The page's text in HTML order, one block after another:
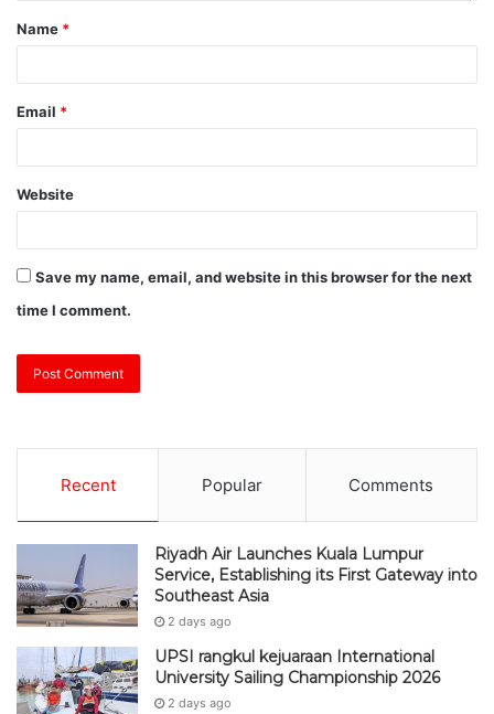
Name *
Email *
Website
Save my name, email, and website in this browser for the next
time I comment.
Recent Popular Comments
Riyadh Air Launches Kuala Lumpur
Service, Establishing its First Gateway into
Southeast Asia
2 days ago
UPSI rangkul kejuaraan International
University Sailing Championship 2026
2 days ago